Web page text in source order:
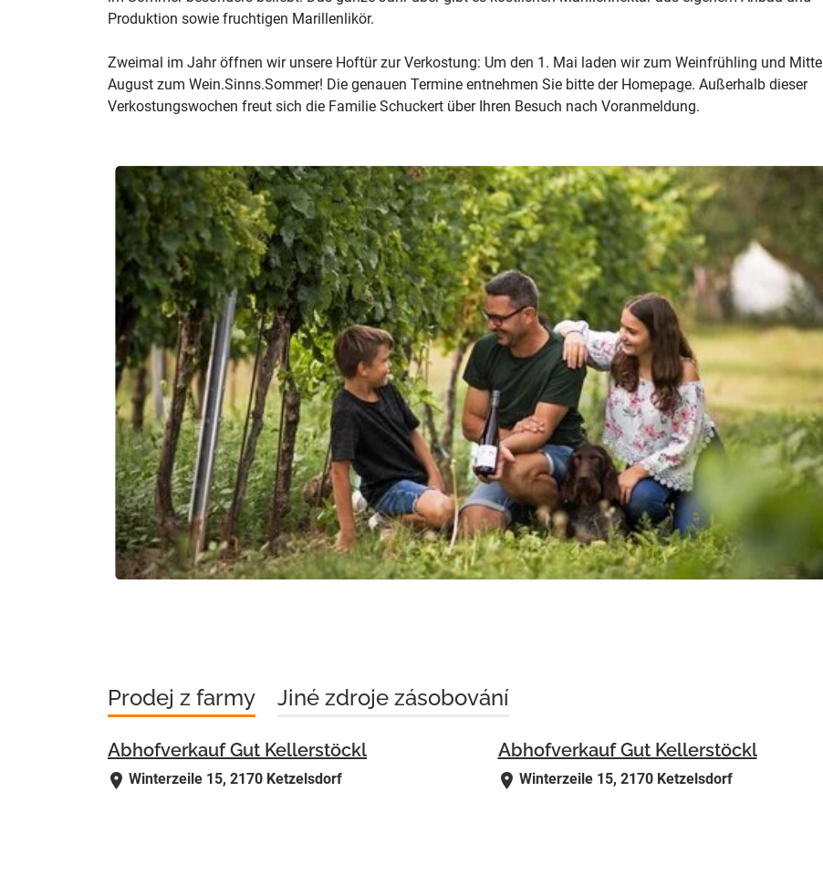
Produktion sowie fruchtigen Marillenlikör.
Zweimal im Jahr öffnen wir unsere Hoftür zur Verkostung: Um den 1. Mai laden wir zum Weinfrühling und Mitte
August zum Wein.Sinns.Sommer! Die genauen Termine entnehmen Sie bitte der Homepage. Außerhalb dieser
Verkostungswochen freut sich die Familie Schuckert über Ihren Besuch nach Voranmeldung.
Předchozí snímek
Prodej z farmy Jiné zdroje zásobování
Abhofverkauf Gut Kellerstöckl
Winterzeile 15, 2170 Ketzelsdorf
Abhofverkauf Gut Kellerstöckl
Winterzeile 15, 2170 Ketzelsdorf